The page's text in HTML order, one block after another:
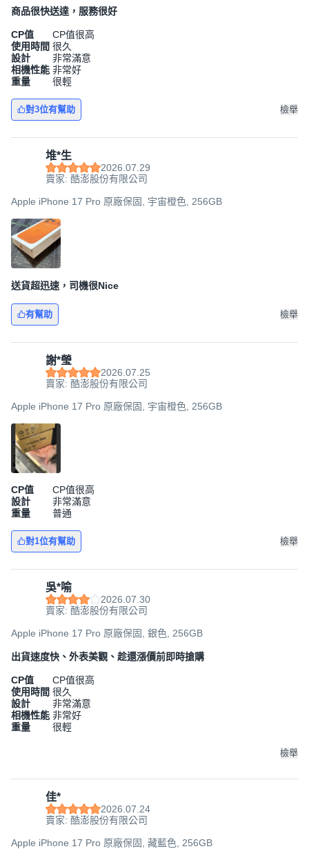
商品很快送達，服務很好
CP值
CP值很高
使用時間 很久
設計
非常滿意
相機性能 非常好
重量
很輕
對3位有幫助 檢舉
堆*生
2026.07.29
賣家: 酷澎股份有限公司
Apple iPhone 17 Pro 原廠保固, 宇宙橙色, 256GB
送貨超迅速，司機很Nice
有幫助 檢舉
謝*瑩
2026.07.25
賣家: 酷澎股份有限公司
Apple iPhone 17 Pro 原廠保固, 宇宙橙色, 256GB
CP值
CP值很高
設計
非常滿意
重量
普通
對1位有幫助 檢舉
吳*喻
2026.07.30
賣家: 酷澎股份有限公司
Apple iPhone 17 Pro 原廠保固, 銀色, 256GB
出貨速度快、外表美觀、趁還漲價前即時搶購
CP值
CP值很高
使用時間 很久
設計
非常滿意
相機性能 非常好
重量
很輕
檢舉
佳*
2026.07.24
賣家: 酷澎股份有限公司
Apple iPhone 17 Pro 原廠保固, 藏藍色, 256GB